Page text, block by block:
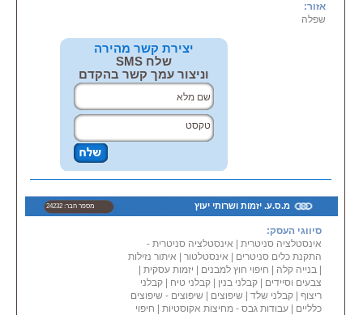
אזור:
שפלה
יצירת קשר מהירה
שלח SMS
וניצור עמך קשר בהקדם
מ.ס.ע. יזמות ושרותי יעוץ מספר חבר: 24232
סיווגי העסק:
אינסטלציה סניטרית| אינסטלציה סניטרית -
התקנת כלים סניטרים
אינסטלטור| איתור נזילות
בנייה קלה חיפוי חוץ למבנים יזמות עסקית|
צבעים וסיידים
קבלני בנין קבלני טיח
קבלני
ריצוף| קבלני שלד| שיפוצים
שיפוצים - שיפוצים
כלליים
עבודות גבס - מחיצות אקוסטיות| חיפוי